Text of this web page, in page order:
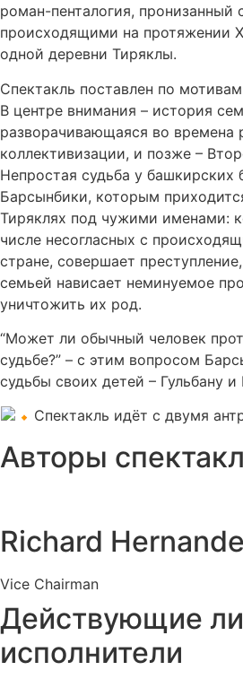
роман-пенталогия, пронизанный
происходящими на протяжении
одной деревни Тиряклы.
Спектакль поставлен по
В центре внимания – история
разворачивающаяся во времена
коллективизации, и позже –
Непростая судьба у башкирских
Барсынбики, которым
Тиряклях под чужими именами:
числе несогласных с
стране, совершает
семьей нависает неминуемое
уничтожить их род.
“Может ли обычный человек
судьбе?” – с этим вопросом
судьбы своих детей – Гульбану и
Спектакль идёт с двумя
Авторы
Richard
Vice Chairman
Действующие
исполнители